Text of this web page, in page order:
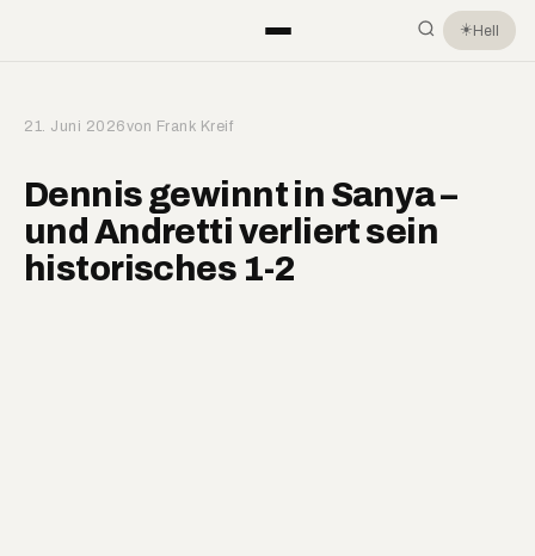
☀️Hell
21. Juni 2026von Frank Kreif
Dennis gewinnt in Sanya –
und Andretti verliert sein
historisches 1-2